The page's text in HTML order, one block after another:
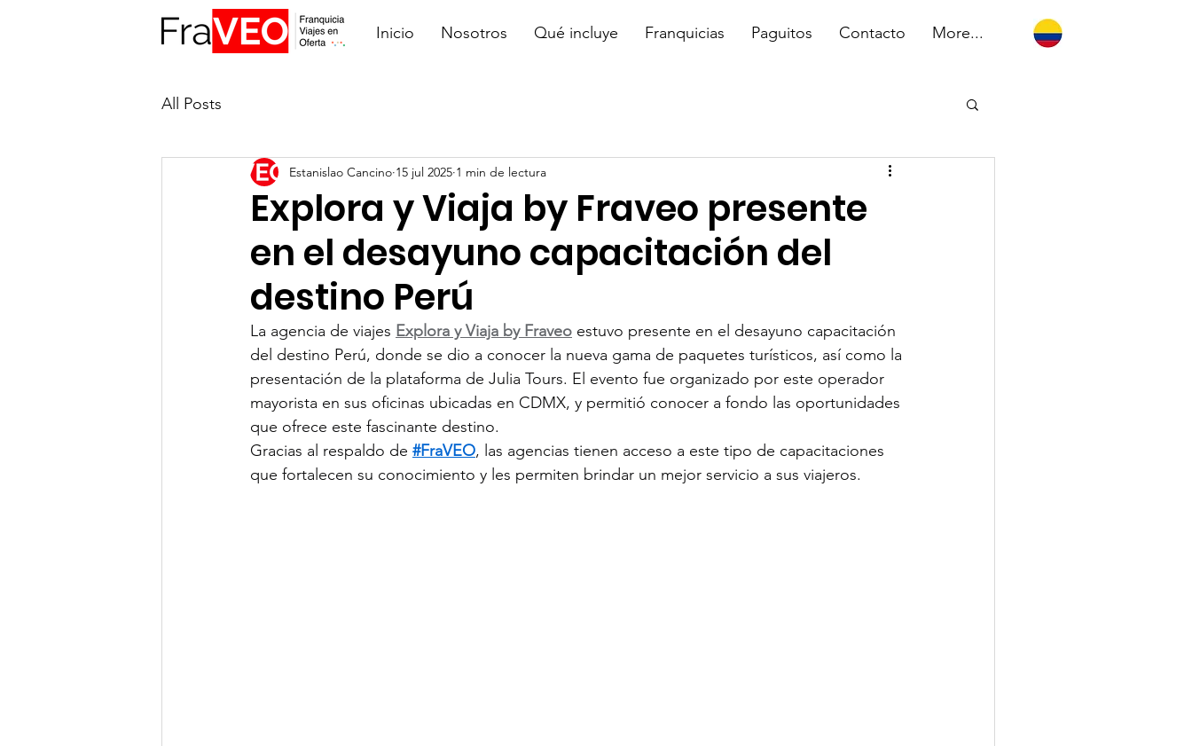
Inicio Nosotros Qué incluye Franquicias Paguitos Contacto More...
All Posts
Explora y Viaja by Fraveo presente
en el desayuno capacitación del
destino Perú
Estanislao Cancino 15 jul 2025 1 min de lectura
La agencia de viajes Explora y Viaja by Fraveo estuvo presente en el desayuno capacitación
del destino Perú, donde se dio a conocer la nueva gama de paquetes turísticos, así como la
presentación de la plataforma de Julia Tours. El evento fue organizado por este operador
mayorista en sus oficinas ubicadas en CDMX, y permitió conocer a fondo las oportunidades
que ofrece este fascinante destino.
Gracias al respaldo de #FraVEO, las agencias tienen acceso a este tipo de capacitaciones
que fortalecen su conocimiento y les permiten brindar un mejor servicio a sus viajeros.